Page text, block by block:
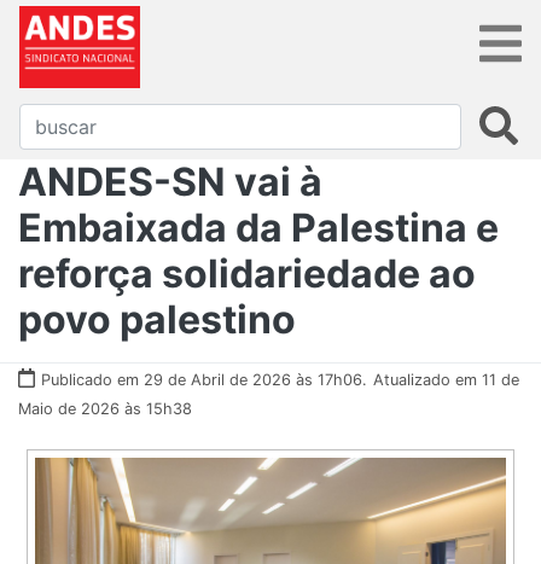
ANDES-SN vai à
Embaixada da Palestina e
reforça solidariedade ao
povo palestino
Publicado em 29 de Abril de 2026 às 17h06. Atualizado em 11 de
Maio de 2026 às 15h38